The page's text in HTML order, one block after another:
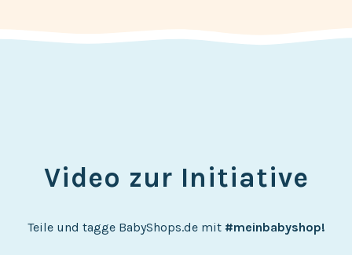
Video zur Initiative
Teile und tagge BabyShops.de mit #meinbabyshop!